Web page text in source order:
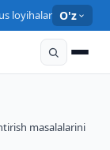
loyihalar O'z
masalalarini